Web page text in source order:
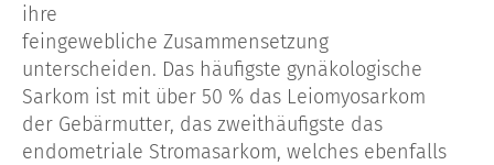
ihre
feingewebliche Zusammensetzung
unterscheiden. Das häufigste gynäkologische
Sarkom ist mit über 50 % das Leiomyosarkom
der Gebärmutter, das zweithäufigste das
endometriale Stromasarkom, welches ebenfalls